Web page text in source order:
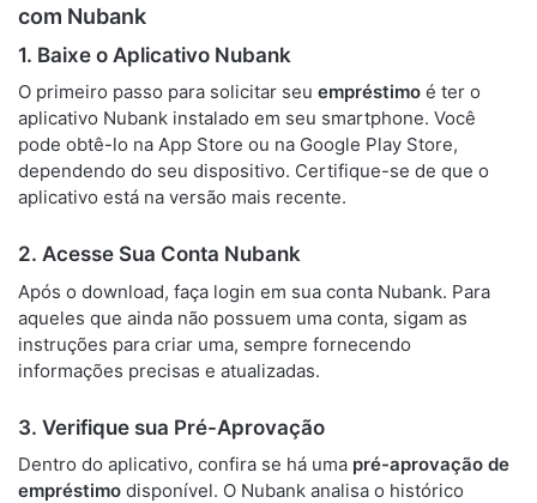
com Nubank
1. Baixe o Aplicativo Nubank
O primeiro passo para solicitar seu empréstimo é ter o
aplicativo Nubank instalado em seu smartphone. Você
pode obtê-lo na App Store ou na Google Play Store,
dependendo do seu dispositivo. Certifique-se de que o
aplicativo está na versão mais recente.
2. Acesse Sua Conta Nubank
Após o download, faça login em sua conta Nubank. Para
aqueles que ainda não possuem uma conta, sigam as
instruções para criar uma, sempre fornecendo
informações precisas e atualizadas.
3. Verifique sua Pré-Aprovação
Dentro do aplicativo, confira se há uma pré-aprovação de
empréstimo disponível. O Nubank analisa o histórico